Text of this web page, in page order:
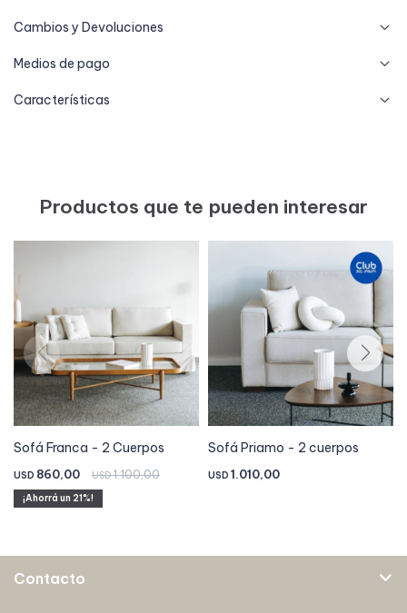
Cambios y Devoluciones
Medios de pago
Características
Productos que te pueden interesar
Sofá Franca - 2 Cuerpos
USD 860,00 USD1.100,00
21
Sofá Priamo - 2 cuerpos
USD 1.010,00
Contacto